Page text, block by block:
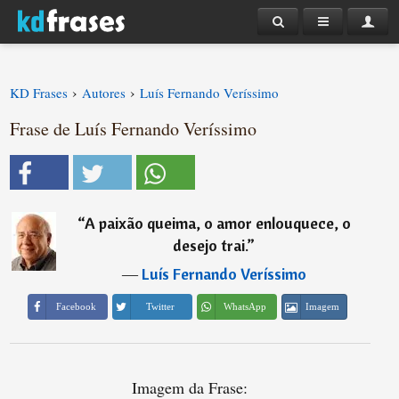
KD Frases › Autores › Luís Fernando Veríssimo
Frase de Luís Fernando Veríssimo
“A paixão queima, o amor enlouquece, o
desejo trai.”
―Luís Fernando Veríssimo
Facebook Twitter WhatsApp Imagem
Imagem da Frase: